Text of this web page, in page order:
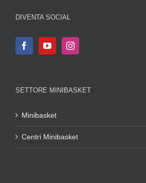
DIVENTA SOCIAL
SETTORE MINIBASKET
Minibasket
Centri Minibasket